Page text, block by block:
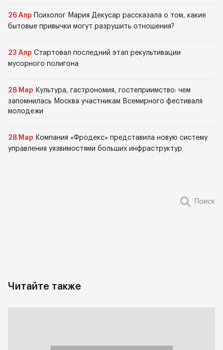
26 Апр
Психолог Мария Декусар рассказала о том, какие
бытовые привычки могут разрушить отношения?
23 Апр Стартовал последний этап рекультивации
мусорного полигона
28 Мар Культура, гастрономия, гостеприимство: чем
запомнилась Москва участникам Всемирного фестиваля
молодежи
28 Мар Компания «Фродекс» представила новую систему
управления уязвимостями больших инфраструктур
Поиск
Читайте также